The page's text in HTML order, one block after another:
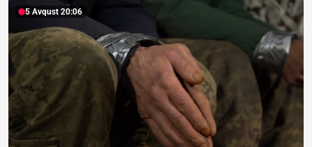
5 Avqust 20:06